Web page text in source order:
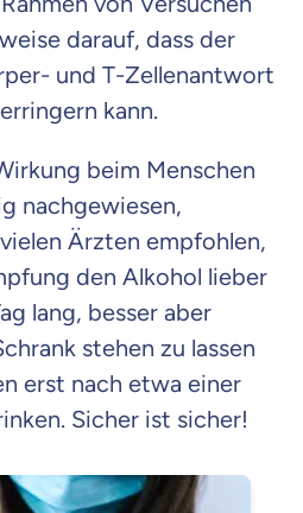
darauf, dass der
und T-Zellenantwort
kann.
beim Menschen
nachgewiesen,
Ärzten empfohlen,
den Alkohol lieber
lang, besser aber
stehen zu lassen
erst nach etwa einer
Sicher ist sicher!